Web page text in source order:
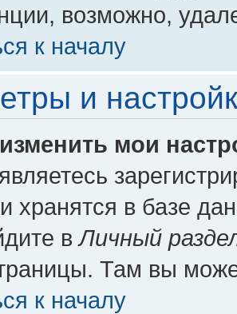
возможно,
к началу
и
мои
хранятся в базе
вЛичный
Там вы
к началу